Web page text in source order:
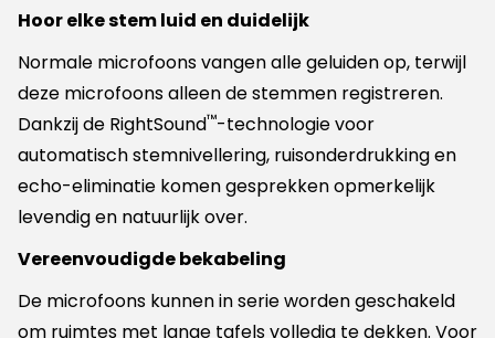
Hoor elke stem luid en duidelijk
Normale microfoons vangen alle geluiden op, terwijl
deze microfoons alleen de stemmen registreren.
Dankzij de RightSound™-technologie voor
automatisch stemnivellering, ruisonderdrukking en
echo-eliminatie komen gesprekken opmerkelijk
levendig en natuurlijk over.
Vereenvoudigde bekabeling
De microfoons kunnen in serie worden geschakeld
om ruimtes met lange tafels volledig te dekken. Voor